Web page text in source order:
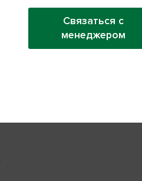
Связаться с
менеджером